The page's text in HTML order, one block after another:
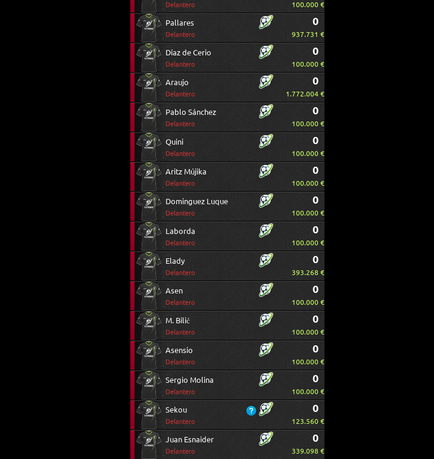
Delantero 100.000 €
Pallares
Delantero
0
937.731 €
Díaz de Cerio
Delantero
0
100.000 €
Araujo
Delantero
0
1.772.004 €
Pablo Sánchez
Delantero
0
100.000 €
Quini
Delantero
0
100.000 €
Aritz Mújika
Delantero
0
100.000 €
Dominguez Luque
Delantero
0
100.000 €
Laborda
Delantero
0
100.000 €
Elady
Delantero
0
393.268 €
Asen
Delantero
0
100.000 €
M. Bilić
Delantero
0
100.000 €
Asensio
Delantero
0
100.000 €
Sergio Molina
Delantero
0
100.000 €
Sekou
Delantero
0
123.560 €
Juan Esnaider
Delantero
0
339.098 €